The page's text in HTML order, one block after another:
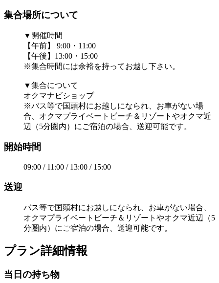
集合場所について
▼開催時間
【午前】 9:00・11:00
【午後】13:00・15:00
※集合時間には余裕を持ってお越し下さい。
▼集合について
オクマナビショップ
※バス等で国頭村にお越しになられ、お車がない場
合、オクマプライベートビーチ＆リゾートやオクマ近
辺（5分圏内）にご宿泊の場合、送迎可能です。
開始時間
09:00 / 11:00 / 13:00 / 15:00
送迎
バス等で国頭村にお越しになられ、お車がない場合、
オクマプライベートビーチ＆リゾートやオクマ近辺（5
分圏内）にご宿泊の場合、送迎可能です。
プラン詳細情報
当日の持ち物